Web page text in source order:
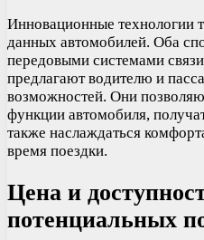
Инновационные технологии
данных автомобилей. Оба
передовыми системами
предлагают водителю и
возможностей. Они
функции автомобиля,
также наслаждаться
время поездки.
Цена и
потенциальных